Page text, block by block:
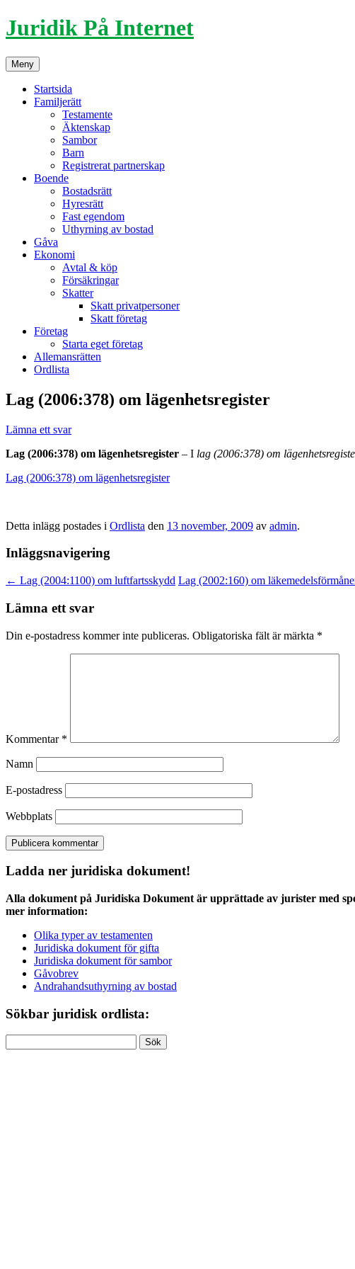
Hoppa
till
Juridik På Internet
Meny
Startsida
Familjerätt
Testamente
Äktenskap
Sambor
Barn
Registrerat partnerskap
Boende
Bostadsrätt
Hyresrätt
Fast egendom
Uthyrning av bostad
Gåva
Ekonomi
Avtal & köp
Försäkringar
Skatter
Skatt privatpersoner
Skatt företag
Företag
Starta eget företag
Allemansrätten
Ordlista
Lag (2006:378) om lägenhetsregister
Lämna ett svar
Lag (2006:378) om lägenhetsregister – I lag (2006:378) om
Lag (2006:378) om lägenhetsregister
Detta inlägg postades i Ordlista den 13 november, 2009 av admin.
Inläggsnavigering
← Lag (2004:1100) om luftfartsskydd Lag (2002:160) om
Lämna ett svar
Din e-postadress kommer inte publiceras. Obligatoriska fält är märkta *
Kommentar *
Namn
E-postadress
Webbplats
Ladda ner juridiska dokument!
Alla dokument på Juridiska Dokument är upprättade av jurister med
mer information:
Olika typer av testamenten
Juridiska dokument för gifta
Juridiska dokument för sambor
Gåvobrev
Andrahandsuthyrning av bostad
Sökbar juridisk ordlista:
efter: